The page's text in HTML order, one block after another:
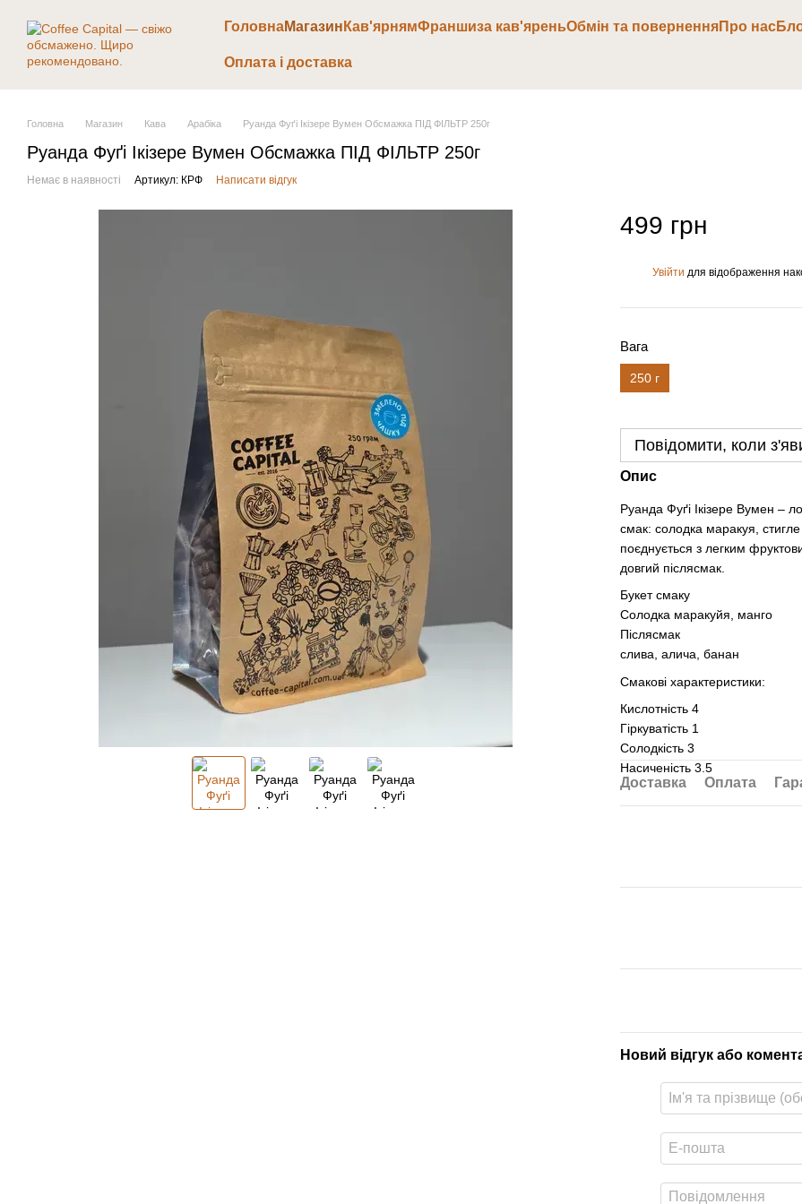
ГоловнаМагазин Кав'ярнямФраншиза кав'яреньОбмін та поверненняПро нас
Оплата і доставка
Головна Магазин Кава Арабіка Руанда Фуґі Ікізере Вумен Обсмажка ПІД ФІЛЬТР 250г
Руанда Фуґі Ікізере Вумен Обсмажка ПІД ФІЛЬТР 250г
Немає в наявності Артикул: КРФ Написати відгук
499 грн
Увійти для відображення
Вага
250 г
Повідомити, коли
Опис
Руанда Фуґі Ікізере Вумен –
смак: солодка маракуя,
поєднується з легким
довгий післясмак.
Букет смаку
Солодка маракуйя, манго
Післясмак
слива, алича, банан
Смакові характеристики:
Кислотність 4
Гіркуватість 1
Солодкість 3
Насиченість 3.5
Доставка Оплата
Новий відгук або